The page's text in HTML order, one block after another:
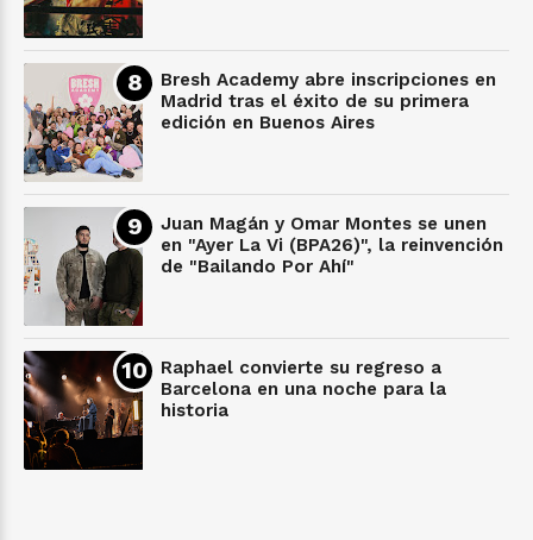
Bresh Academy abre inscripciones en
Madrid tras el éxito de su primera
edición en Buenos Aires
Juan Magán y Omar Montes se unen
en "Ayer La Vi (BPA26)", la reinvención
de "Bailando Por Ahí"
Raphael convierte su regreso a
Barcelona en una noche para la
historia